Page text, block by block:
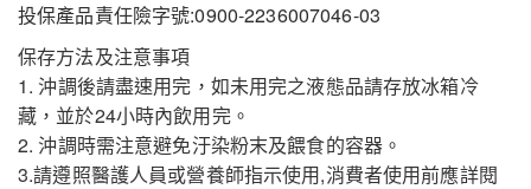
投保產品責任險字號:0900-2236007046-03
保存方法及注意事項
1. 沖調後請盡速用完，如未用完之液態品請存放冰箱冷
藏，並於24小時內飲用完。
2. 沖調時需注意避免汙染粉末及餵食的容器。
3.請遵照醫護人員或營養師指示使用,消費者使用前應詳閱